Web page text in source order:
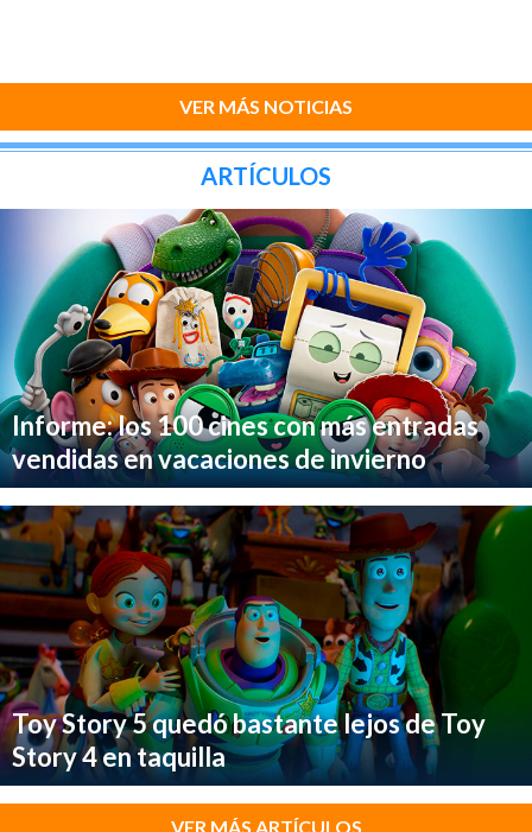
VER MÁS NOTICIAS
ARTÍCULOS
Informe: los 100 cines con más entradas
vendidas en vacaciones de invierno
Toy Story 5 quedó bastante lejos de Toy
Story 4 en taquilla
VER MÁS ARTÍCULOS